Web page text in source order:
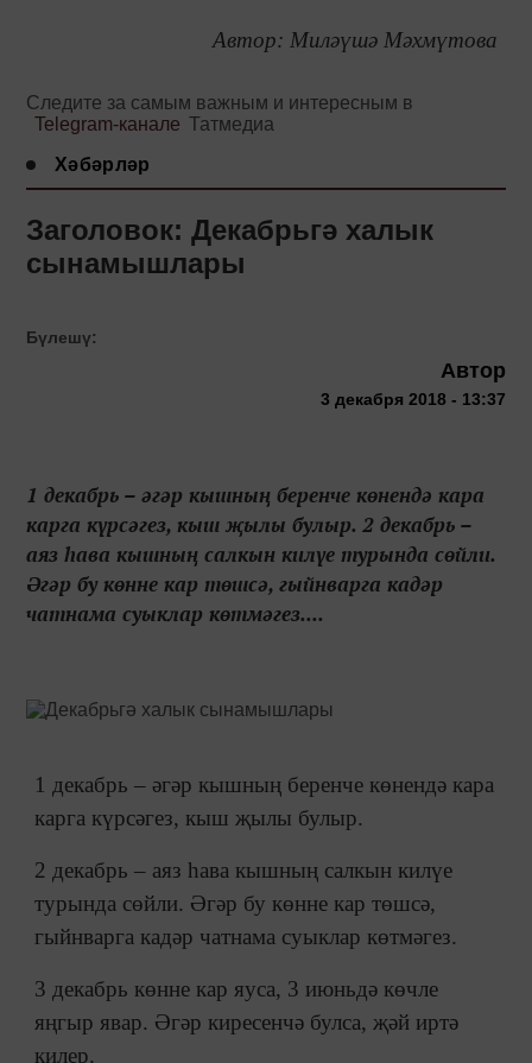
Автор: Миләүшә Мәхмүтова
Следите за самым важным и интересным в
Telegram-канале Татмедиа
Хәбәрләр
Заголовок: Декабрьгә халык
сынамышлары
Бүлешү:
Автор
3 декабря 2018 - 13:37
1 декабрь – әгәр кышның беренче көнендә кара
карга күрсәгез, кыш җылы булыр. 2 декабрь –
аяз һава кышның салкын килүе турында сөйли.
Әгәр бу көнне кар төшсә, гыйнварга кадәр
чатнама суыклар көтмәгез....
1 декабрь – әгәр кышның беренче көнендә кара
карга күрсәгез, кыш җылы булыр.
2 декабрь – аяз һава кышның салкын килүе
турында сөйли. Әгәр бу көнне кар төшсә,
гыйнварга кадәр чатнама суыклар көтмәгез.
3 декабрь көнне кар яуса, 3 июньдә көчле
яңгыр явар. Әгәр киресенчә булса, җәй иртә
килер.